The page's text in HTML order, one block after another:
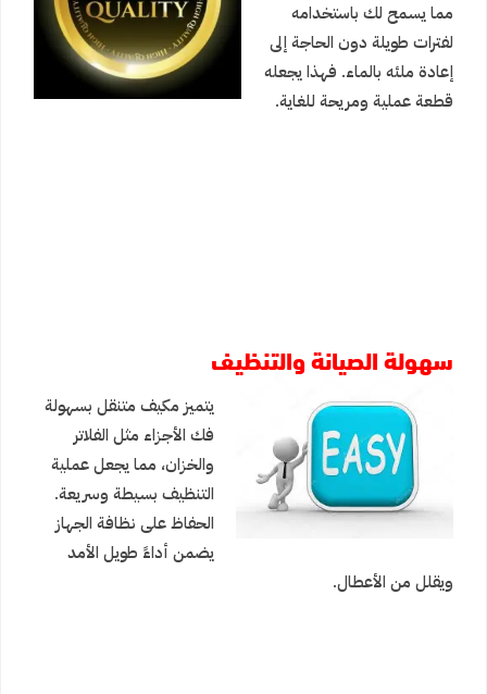
مما يسمح لك باستخدامه
لفترات طويلة دون الحاجة إلى
إعادة ملئه بالماء. فهذا يجعله
قطعة عملية ومريحة للغاية.
سهولة الصيانة والتنظيف
يتميز مكيف متنقل بسهولة
فك الأجزاء مثل الفلاتر
والخزان، مما يجعل عملية
التنظيف بسيطة وسريعة.
الحفاظ على نظافة الجهاز
يضمن أداءً طويل الأمد
ويقلل من الأعطال.